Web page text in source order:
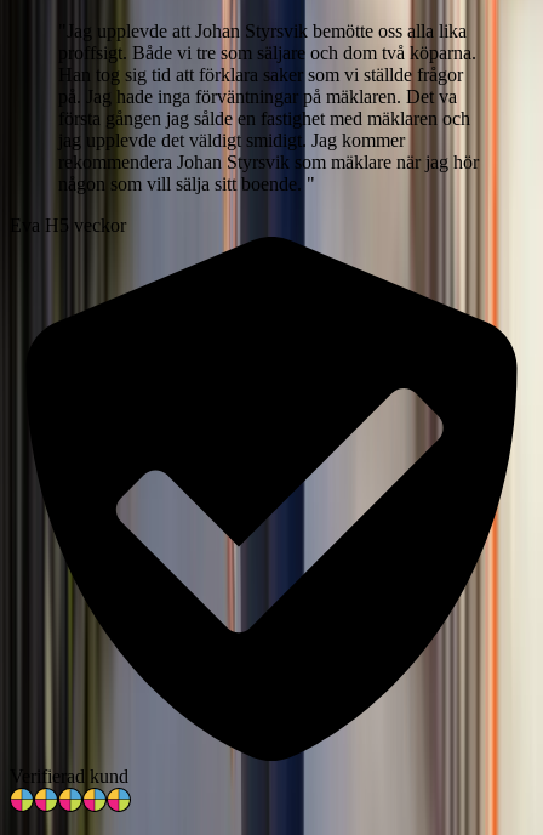
Jag upplevde att Johan Styrsvik bemötte oss alla lika
proffsigt. Både vi tre som säljare och dom två köparna.
Han tog sig tid att förklara saker som vi ställde frågor
på. Jag hade inga förväntningar på mäklaren. Det va
första gången jag sålde en fastighet med mäklaren och
jag upplevde det väldigt smidigt. Jag kommer
rekommendera Johan Styrsvik som mäklare när jag hör
någon som vill sälja sitt boende. "
Eva H 5 veckor
Verifierad kund